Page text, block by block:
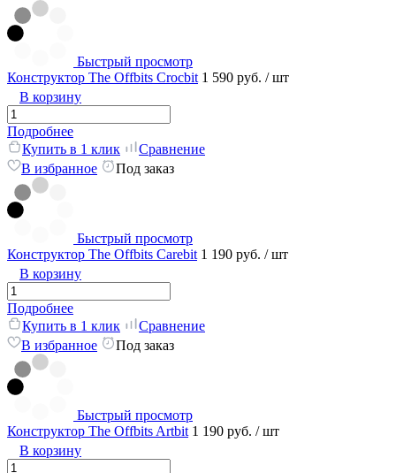
Быстрый просмотр
Конструктор The Offbits Crocbit 1 590 руб. / шт
В корзину
Подробнее
Купить в 1 клик
Сравнение
В избранное
Под заказ
Быстрый просмотр
Конструктор The Offbits Carebit 1 190 руб. / шт
В корзину
Подробнее
Купить в 1 клик
Сравнение
В избранное
Под заказ
Быстрый просмотр
Конструктор The Offbits Artbit 1 190 руб. / шт
В корзину